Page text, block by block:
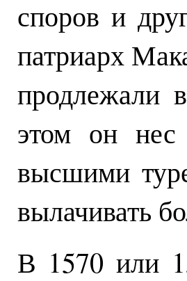
споров и
патриарх
продлежали
этом он нес
высшими
вылачивать
В 1570 или